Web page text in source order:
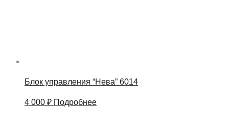
Блок управления “Нева” 6014
4 000 ₽ Подробнее